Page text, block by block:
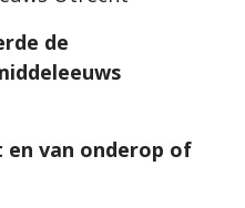
de
en van onderop of